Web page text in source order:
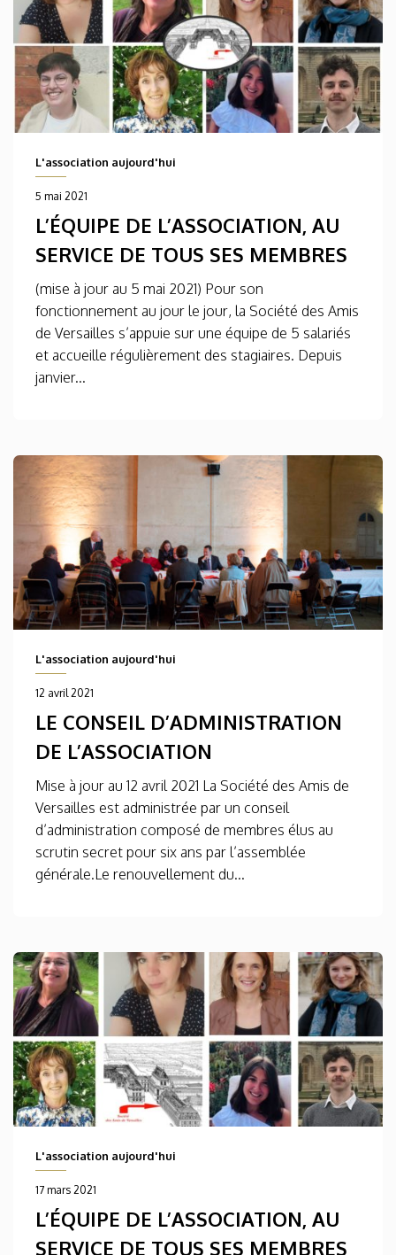
L'association aujourd'hui
5 mai 2021
L’ÉQUIPE DE L’ASSOCIATION, AU
SERVICE DE TOUS SES MEMBRES
(mise à jour au 5 mai 2021) Pour son
fonctionnement au jour le jour, la Société des Amis
de Versailles s’appuie sur une équipe de 5 salariés
et accueille régulièrement des stagiaires. Depuis
janvier...
L'association aujourd'hui
12 avril 2021
LE CONSEIL D’ADMINISTRATION
DE L’ASSOCIATION
Mise à jour au 12 avril 2021 La Société des Amis de
Versailles est administrée par un conseil
d’administration composé de membres élus au
scrutin secret pour six ans par l’assemblée
générale.Le renouvellement du...
L'association aujourd'hui
17 mars 2021
L’ÉQUIPE DE L’ASSOCIATION, AU
SERVICE DE TOUS SES MEMBRES